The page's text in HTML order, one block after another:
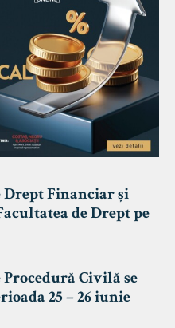
Financiar și
de Drept pe
Civilă se
25 – 26 iunie